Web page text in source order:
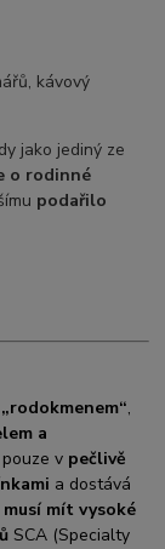
kávový
jako jediný ze
o rodinné
podařilo
,
a
v pečlivě
a dostává
musí mít vysoké
SCA (Specialty